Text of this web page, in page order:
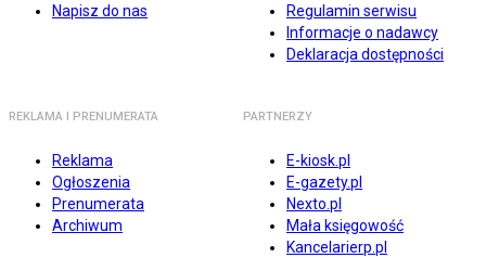
Napisz do nas
Regulamin serwisu
Informacje o nadawcy
Deklaracja dostępności
REKLAMA I PRENUMERATA
Reklama
Ogłoszenia
Prenumerata
Archiwum
PARTNERZY
E-kiosk.pl
E-gazety.pl
Nexto.pl
Mała księgowość
Kancelarierp.pl